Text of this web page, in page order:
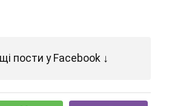
пости у Facebook ↓